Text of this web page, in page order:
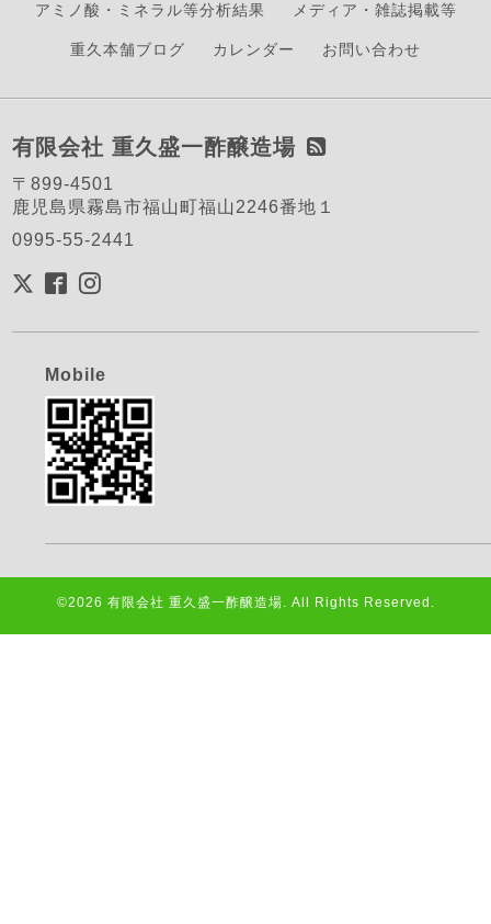
アミノ酸・ミネラル等分析結果 メディア・雑誌掲載等
重久本舗ブログ カレンダー お問い合わせ
有限会社 重久盛一酢醸造場
〒899-4501
鹿児島県霧島市福山町福山2246番地１
0995-55-2441
Mobile
©2026 有限会社 重久盛一酢醸造場. All Rights Reserved.